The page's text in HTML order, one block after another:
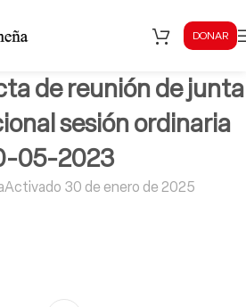
DONAR
de reunión de junta
sesión ordinaria
05-2023
Activado 30 de enero de 2025